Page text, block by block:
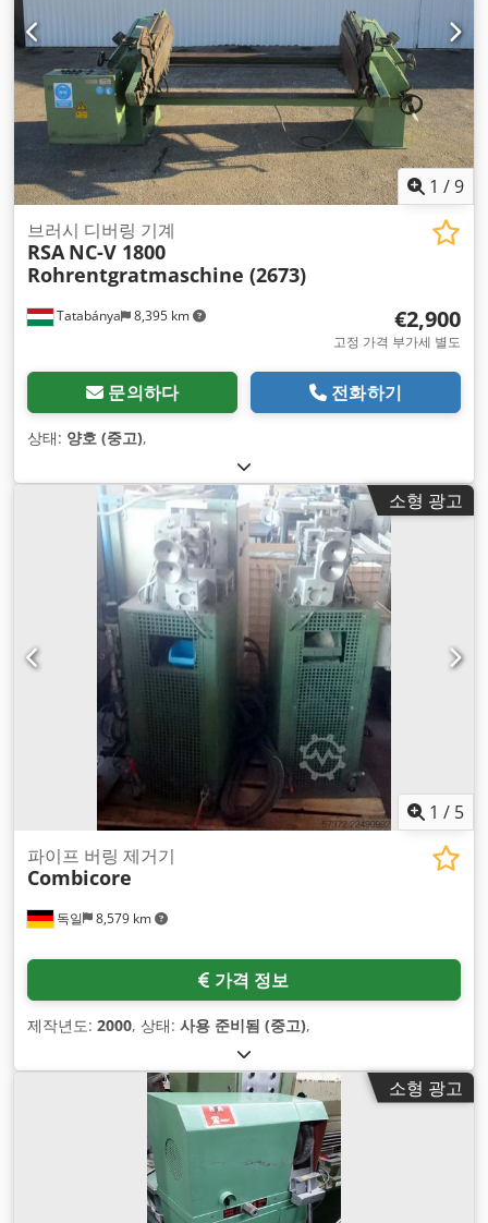
1 /9
Tatabánya 8,395 km
브러시 디버링 기계
RSA NC-V 1800
Rohrentgratmaschine (2673)
€2,900
고정 가격 부가세 별도
문의하다 전화하기
상태: 양호 (중고),
소형 광고
1 / 5
독일 8,579 km
파이프 버링 제거기
Combicore
가격 정보
제작년도: 2000, 상태: 사용 준비됨 (중고),
소형 광고